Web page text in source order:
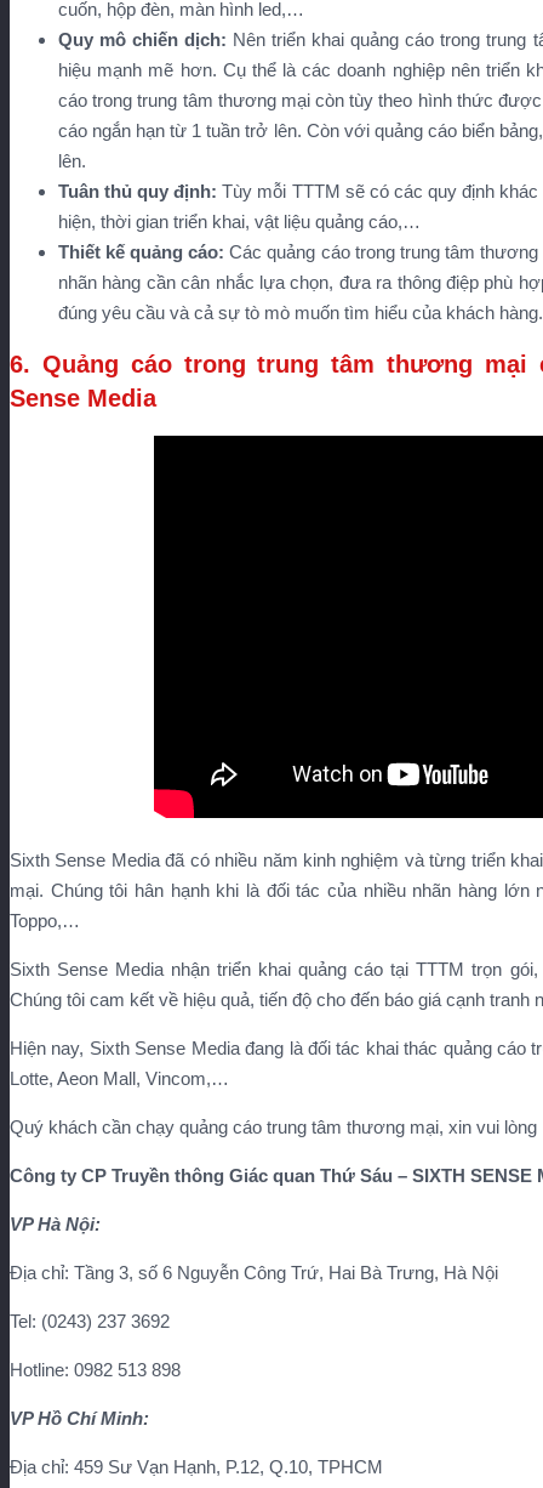
cuốn, hộp đèn, màn hình led,…
Quy mô chiến dịch: Nên triển khai quảng cáo trong
hiệu mạnh mẽ hơn. Cụ thể là các doanh nghiệp nên triển
cáo trong trung tâm thương mại còn tùy theo hình thức
cáo ngắn hạn từ 1 tuần trở lên. Còn với quảng cáo biển
lên.
Tuân thủ quy định:Tùy mỗi TTTM sẽ có các quy định
hiện, thời gian triển khai, vật liệu quảng cáo,…
Thiết kế quảng cáo:Các quảng cáo trong trung tâm
nhãn hàng cần cân nhắc lựa chọn, đưa ra thông điệp phù
đúng yêu cầu và cả sự tò mò muốn tìm hiểu của khách hàng.
6. Quảng cáo trong trung tâm thương mại
Sense Media
Sixth Sense Media đã có nhiều năm kinh nghiệm và từng triển
mại. Chúng tôi hân hạnh khi là đối tác của nhiều nhãn hàng
Toppo,…
Sixth Sense Media nhận triển khai quảng cáo tại TTTM trọn
Chúng tôi cam kết về hiệu quả, tiến độ cho đến báo giá cạnh tranh
Hiện nay, Sixth Sense Media đang là đối tác khai thác quảng
Lotte, Aeon Mall, Vincom,…
Quý khách cần chạy quảng cáo trung tâm thương mại, xin vui
Công ty CP Truyền thông Giác quan Thứ Sáu – SIXTH SENSE
VP Hà Nội:
Địa chỉ: Tầng 3, số 6 Nguyễn Công Trứ, Hai Bà Trưng, Hà Nội
Tel: (0243) 237 3692
Hotline: 0982 513 898
VP Hồ Chí Minh:
Địa chỉ: 459 Sư Vạn Hạnh, P.12, Q.10, TPHCM